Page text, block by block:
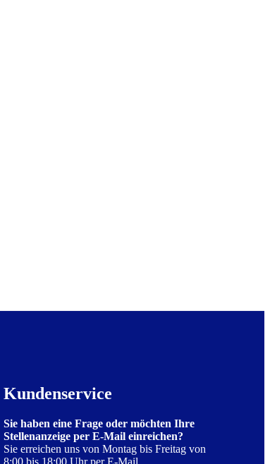
Kundenservice
Sie haben eine Frage oder möchten Ihre
Stellenanzeige per E-Mail einreichen?
Sie erreichen uns von Montag bis Freitag von